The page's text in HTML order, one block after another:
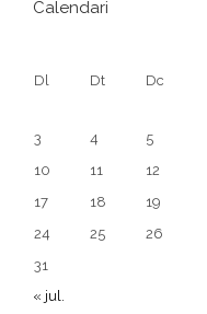
Calendari
Dl
Dt Dc
3
4 5
10
11 12
17
18 19
24
25 26
31
« jul.